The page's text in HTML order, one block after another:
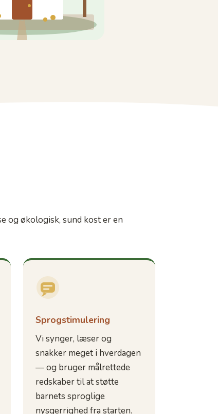
og økologisk, sund kost er en
Sprogstimulering
Vi synger, læser og
snakker meget i hverdagen
— og bruger målrettede
redskaber til at støtte
barnets sproglige
nysgerrighed fra starten.